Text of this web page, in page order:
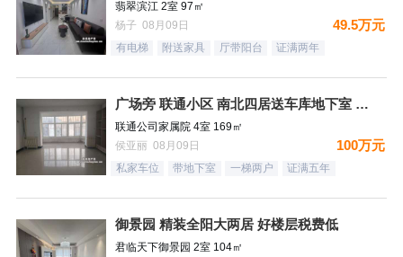
翡翠滨江 2室 97㎡
杨子 08月09日
49.5万元
有电梯 附送家具 厅带阳台 证满两年
广场旁 联通小区 南北四居送车库地下室 好楼层税费低
联通公司家属院 4室 169㎡
侯亚丽 08月09日
100万元
私家车位 带地下室 一梯两户 证满五年
御景园 精装全阳大两居 好楼层税费低
君临天下御景园 2室 104㎡